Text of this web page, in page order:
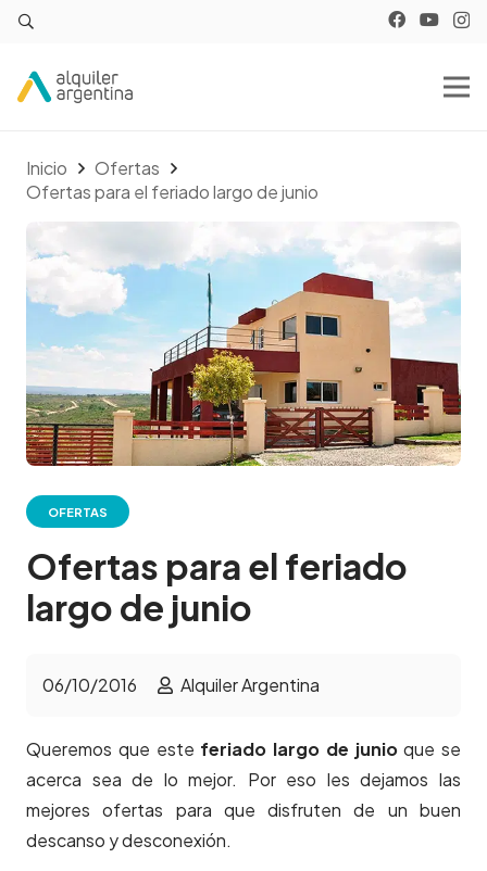
Inicio
Ofertas
Ofertas para el feriado largo de junio
OFERTAS
Ofertas para el feriado
largo de junio
06/10/2016 Alquiler Argentina
Queremos que este feriado largo de junioque se
acerca sea de lo mejor. Por eso les dejamos las
mejores ofertas para que disfruten de un buen
descanso y desconexión.